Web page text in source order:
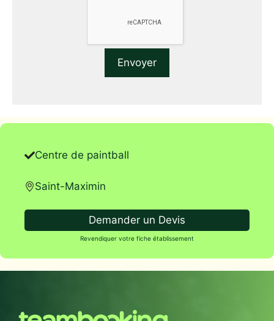
Centre de paintball
Saint-Maximin
Demander un Devis
Revendiquer votre fiche établissement